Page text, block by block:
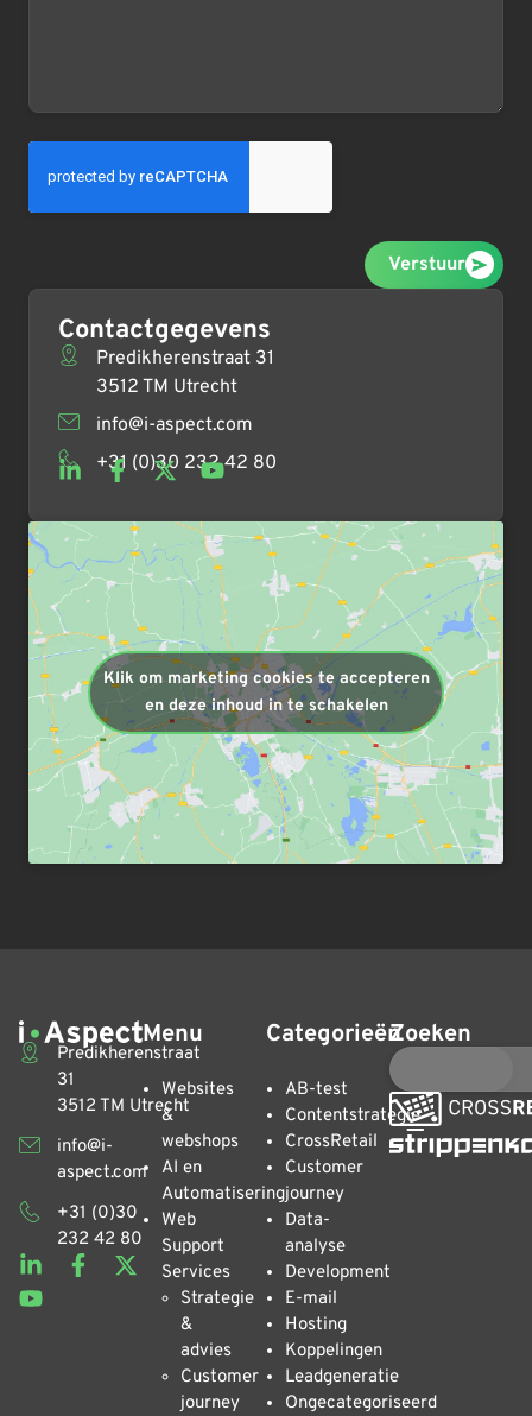
Verstuur
Contactgegevens
Predikherenstraat 31
3512 TM Utrecht
info@i-aspect.com
+31 (0)30 232 42 80
Klik om marketing cookies te accepteren
en deze inhoud in te schakelen
Predikherenstraat
31
3512 TM Utrecht
info@i-
aspect.com
+31 (0)30
232 42 80
Menu
Websites
&
webshops
AI en
Automatisering
Web
Support
Services
Strategie
&
advies
Customer
journey
Categorieën
AB-test
Contentstrategie
CrossRetail
Customer
journey
Data-
analyse
Development
E-mail
Hosting
Koppelingen
Leadgeneratie
Ongecategoriseerd
Zoeken